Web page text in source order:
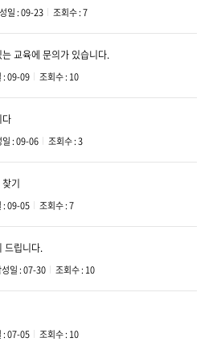
일 : 09-23 조회수 : 7
교육에 문의가 있습니다.
: 09-09 조회수 : 10
다
일 : 09-06 조회수 : 3
기
: 09-05 조회수 : 7
드립니다.
일 : 07-30 조회수 : 10
: 07-05 조회수 : 10